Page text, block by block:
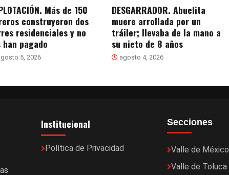
Más de 150
construyeron dos
residenciales y no
han pagado
5, 2026
DESGARRADOR. Abuelita
muere arrollada por un
tráiler; llevaba de la mano a
su nieto de 8 años
agosto 4, 2026
Institucional
Política de Privacidad
Secciones
Valle de México
Valle de Toluca